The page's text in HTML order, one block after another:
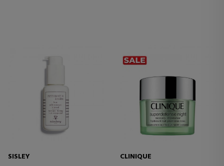
SISLEY
CLINIQUE